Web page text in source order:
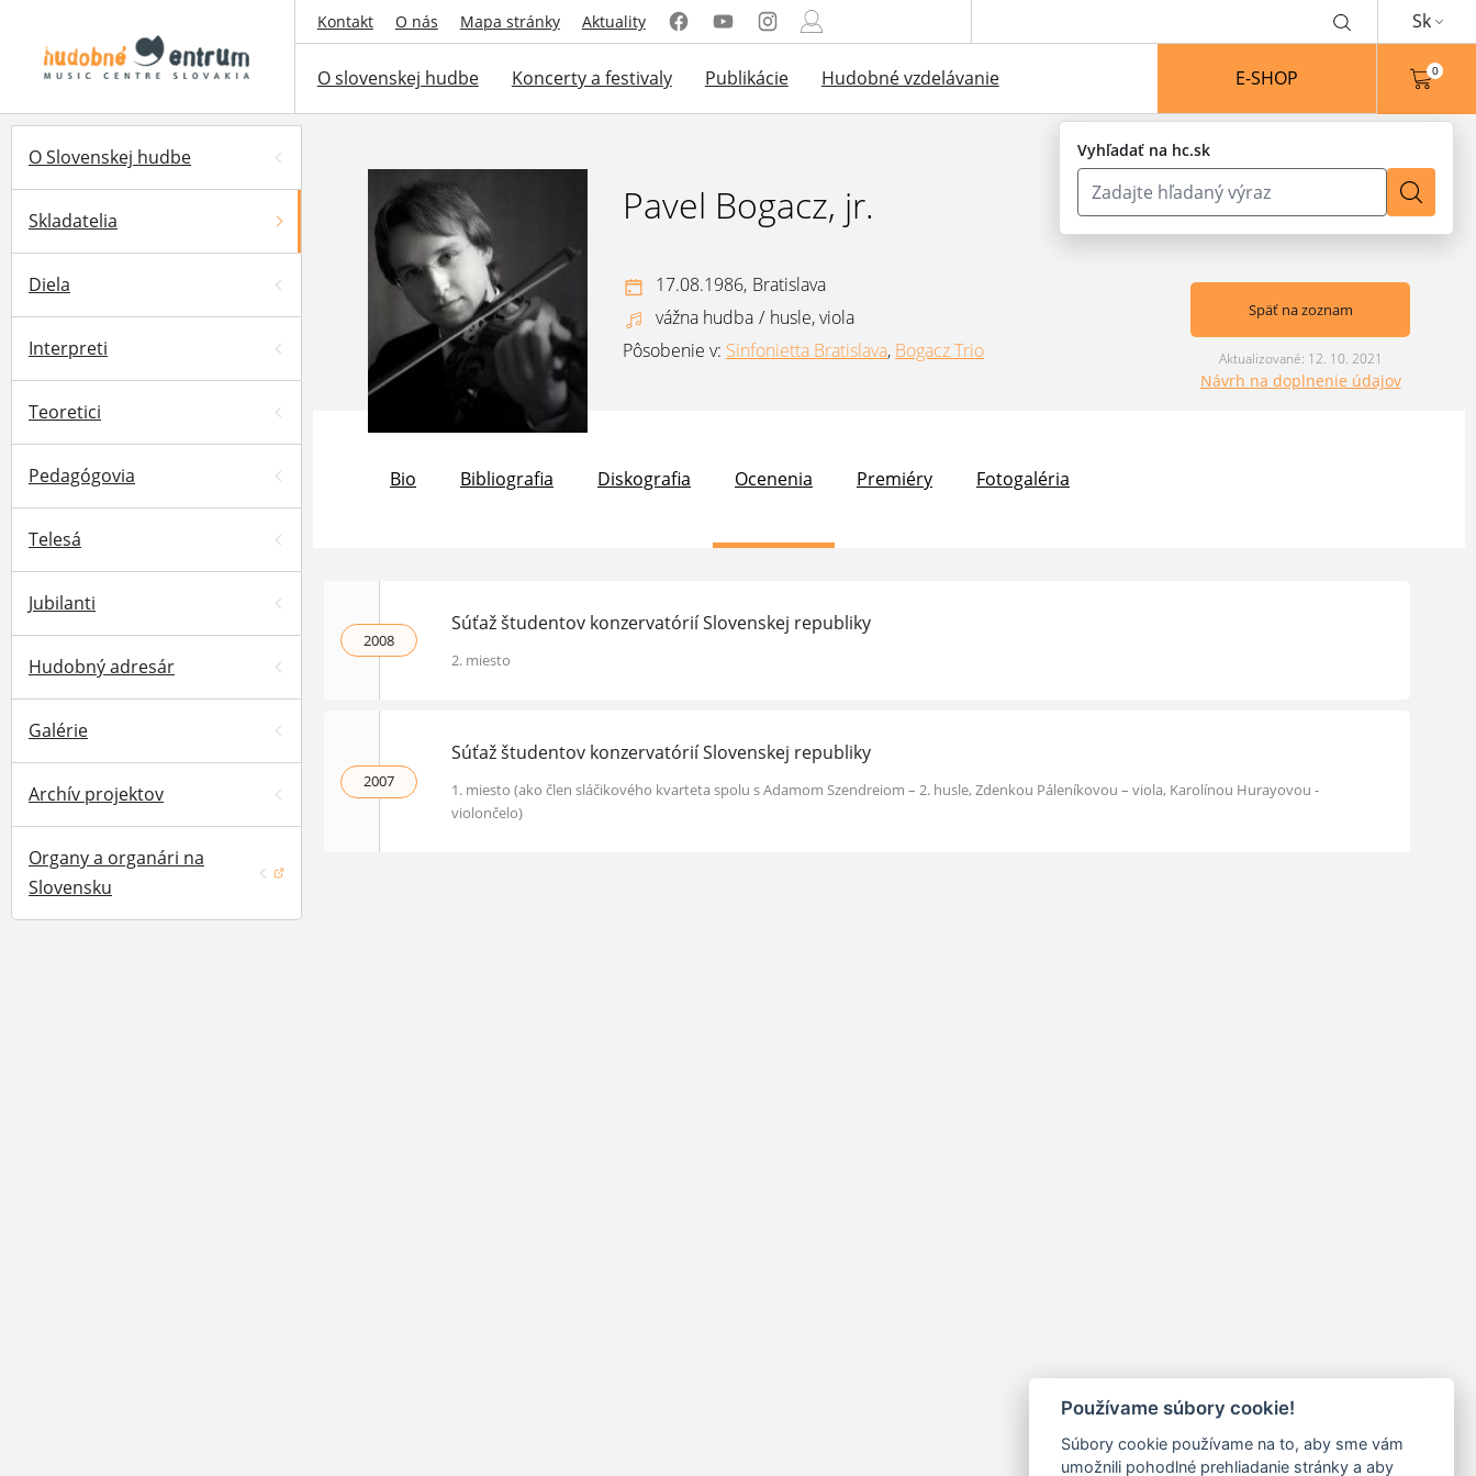
Kontakt O nás Mapa stránky Aktuality
Vyhľadať na hc.sk
Sk
O slovenskej hudbe Koncerty a festivaly Publikácie Hudobné vzdelávanie E-SHOP 0
O Slovenskej hudbe
Skladatelia
Diela
Interpreti
Teoretici
Pedagógovia
Telesá
Jubilanti
Hudobný adresár
Galérie
Archív projektov
Organy a organári na
Slovensku
(otvorí sa v novom okne)
Pavel Bogacz, jr.
17.08.1986, Bratislava
vážna hudba / husle, viola
Pôsobenie v: Sinfonietta Bratislava, Bogacz Trio
Späť na zoznam
Aktualizované: 12. 10. 2021
Návrh na doplnenie údajov
Bio Bibliografia Diskografia Ocenenia Premiéry Fotogaléria
2008
Súťaž študentov konzervatórií Slovenskej republiky
2. miesto
2007
Súťaž študentov konzervatórií Slovenskej republiky
1. miesto (ako člen sláčikového kvarteta spolu s Adamom Szendreiom – 2. husle, Zdenkou Páleníkovou – viola, Karolínou Hurayovou -
violončelo)
Používame súbory cookie!
Súbory cookie používame na to, aby sme vám
umožnili pohodlné prehliadanie stránky a aby